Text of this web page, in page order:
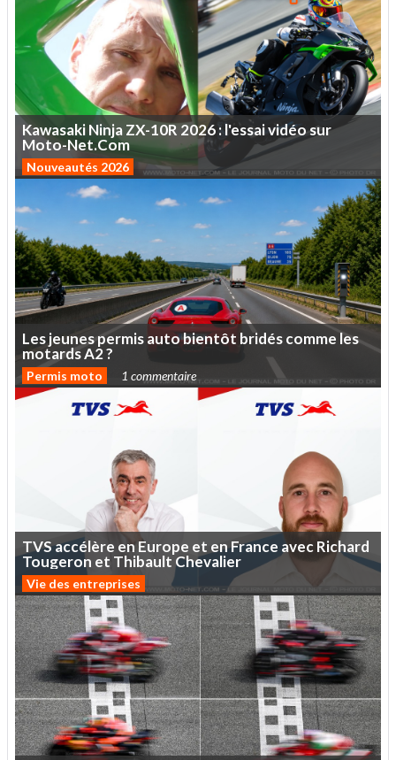
KawasakiNinjaZX-10R 2026:l'essaividéosur
Moto-Net.Com
Nouveautés 2026
Lesjeunespermisautobientôt bridéscommeles
motardsA2?
Permis moto 1 commentaire
TVSaccélère enEurope et enFrance avecRichard
Tougeron et Thibault Chevalier
Vie des entreprises